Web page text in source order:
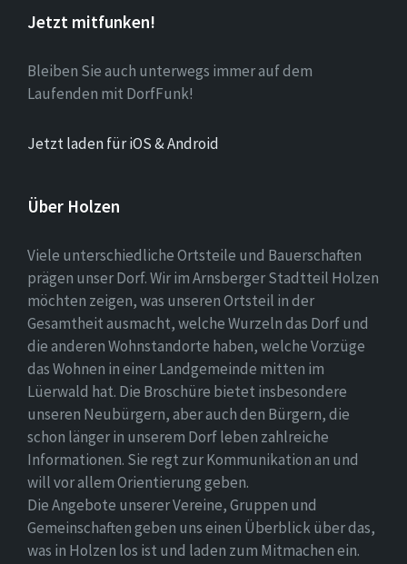
Jetzt mitfunken!
Bleiben Sie auch unterwegs immer auf dem
Laufenden mit DorfFunk!
Jetzt laden für iOS & Android
Über Holzen
Viele unterschiedliche Ortsteile und Bauerschaften
prägen unser Dorf. Wir im Arnsberger Stadtteil Holzen
möchten zeigen, was unseren Ortsteil in der
Gesamtheit ausmacht, welche Wurzeln das Dorf und
die anderen Wohnstandorte haben, welche Vorzüge
das Wohnen in einer Landgemeinde mitten im
Lüerwald hat. Die Broschüre bietet insbesondere
unseren Neubürgern, aber auch den Bürgern, die
schon länger in unserem Dorf leben zahlreiche
Informationen. Sie regt zur Kommunikation an und
will vor allem Orientierung geben.
Die Angebote unserer Vereine, Gruppen und
Gemeinschaften geben uns einen Überblick über das,
was in Holzen los ist und laden zum Mitmachen ein.